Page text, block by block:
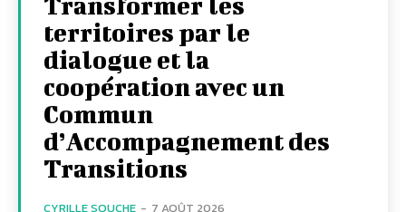
territoires par le
dialogue et la
coopération avec un
Commun
d’Accompagnement des
Transitions
CYRILLE SOUCHE - 7 AOÛT 2026